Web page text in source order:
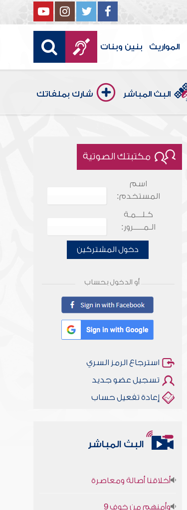
المواريث بنين وبنات
البث المباشر شارك بملفاتك
مكتبتك الصوتية
اسم
المستخدم:
كـلـــمـة
الـمـــــرور:
دخول المشتركين
أو الدخول بحساب
استرجاع الرمز السري
تسجيل عضو جديد
إعادة تفعيل حساب
البث المباشر